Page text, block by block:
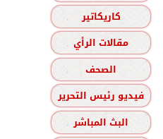
كاريكاتير
مقالات الرأي
الصحف
فيديو رئيس التحرير
البث المباشر